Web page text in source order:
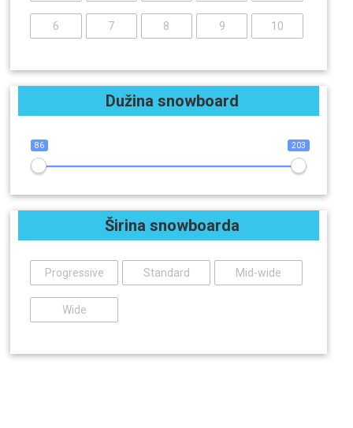
6 7 8 9 10
Dužina snowboard
86 203
Širina snowboarda
Progressive Standard Mid-wide
Wide